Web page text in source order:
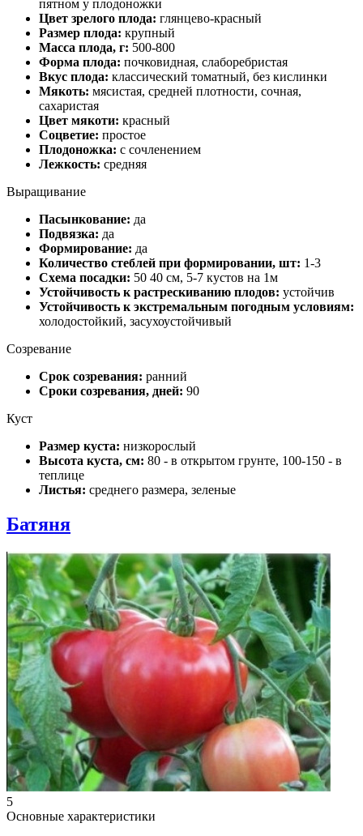
пятном у плодоножки
Цвет зрелого плода: глянцево-красный
Размер плода: крупный
Масса плода, г: 500-800
Форма плода: почковидная, слаборебристая
Вкус плода: классический томатный, без кислинки
Мякоть: мясистая, средней плотности, сочная,
сахаристая
Цвет мякоти: красный
Соцветие: простое
Плодоножка: с сочленением
Лежкость: средняя
Выращивание
Пасынкование: да
Подвязка: да
Формирование: да
Количество стеблей при формировании, шт: 1-3
Схема посадки: 50 40 см, 5-7 кустов на 1м
Устойчивость к растрескиванию плодов: устойчив
Устойчивость к экстремальным погодным условиям:
холодостойкий, засухоустойчивый
Созревание
Срок созревания: ранний
Сроки созревания, дней: 90
Куст
Размер куста: низкорослый
Высота куста, см: 80 - в открытом грунте, 100-150 - в
теплице
Листья: среднего размера, зеленые
Батяня
5
Основные характеристики